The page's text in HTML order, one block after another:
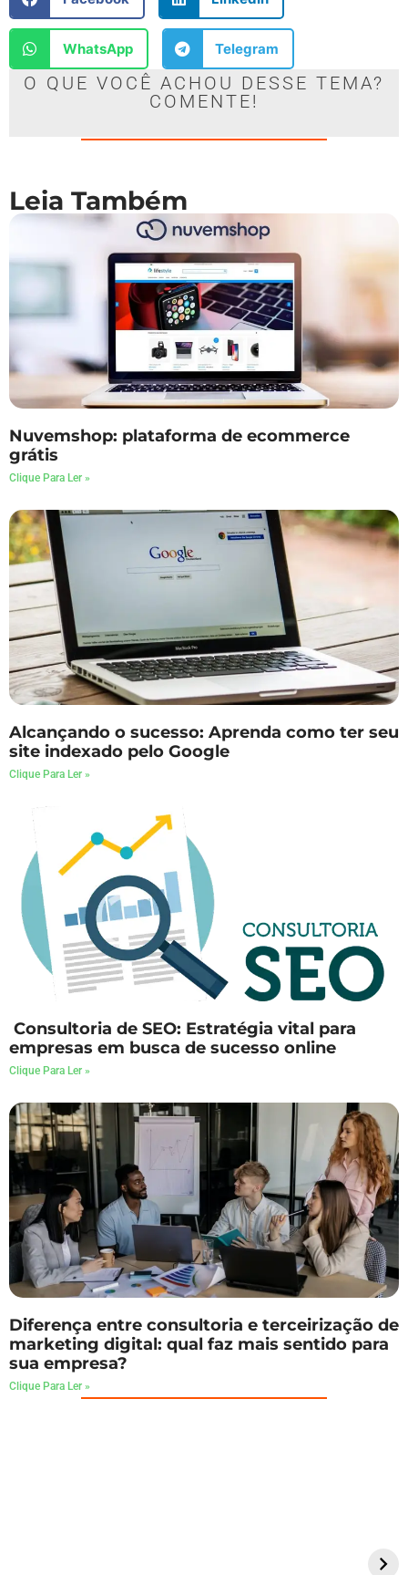
WhatsApp Telegram
O QUE VOCÊ ACHOU DESSE TEMA?
COMENTE!
Nuvemshop: plataforma de ecommerce
grátis
Clique Para Ler »
Alcançando o sucesso: Aprenda como ter seu
site indexado pelo Google
Clique Para Ler »
Consultoria de SEO: Estratégia vital para
empresas em busca de sucesso online
Clique Para Ler »
Diferença entre consultoria e terceirização de
marketing digital: qual faz mais sentido para
sua empresa?
Clique Para Ler »
Leia Também